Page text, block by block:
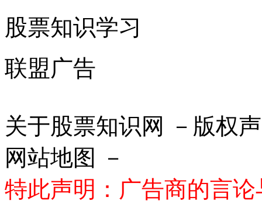
股票知识学习
联盟广告
关于股票知识网 －版权
网站地图 －
特此声明：广告商的言